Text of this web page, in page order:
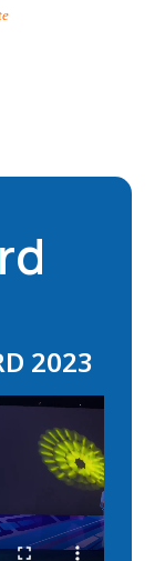
2023